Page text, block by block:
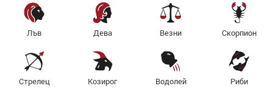
Лъв Дева Везни Скорпион
Стрелец Козирог Водолей Риби